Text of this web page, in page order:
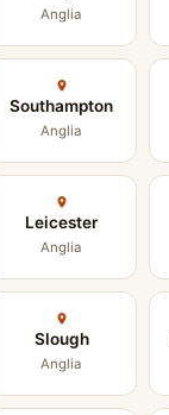
Anglia
Southampton
Anglia
Leicester
Anglia
Slough
Anglia